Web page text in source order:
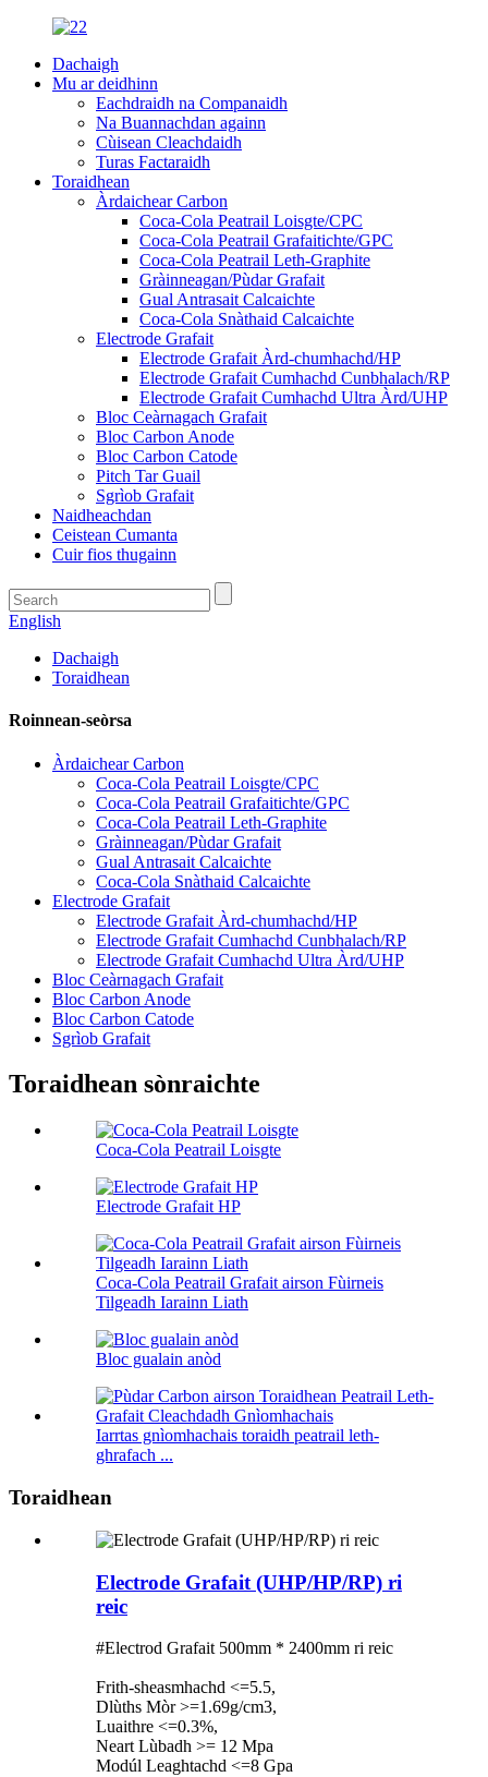
Dachaigh
Mu ar deidhinn
Eachdraidh na Companaidh
Na Buannachdan againn
Cùisean Cleachdaidh
Turas Factaraidh
Toraidhean
Àrdaichear Carbon
Coca-Cola Peatrail Loisgte/CPC
Coca-Cola Peatrail Grafaitichte/GPC
Coca-Cola Peatrail Leth-Graphite
Gràinneagan/Pùdar Grafait
Gual Antrasait Calcaichte
Coca-Cola Snàthaid Calcaichte
Electrode Grafait
Electrode Grafait Àrd-chumhachd/HP
Electrode Grafait Cumhachd Cunbhalach/RP
Electrode Grafait Cumhachd Ultra Àrd/UHP
Bloc Ceàrnagach Grafait
Bloc Carbon Anode
Bloc Carbon Catode
Pitch Tar Guail
Sgrìob Grafait
Naidheachdan
Ceistean Cumanta
Cuir fios thugainn
English
Dachaigh
Toraidhean
Roinnean-seòrsa
Àrdaichear Carbon
Coca-Cola Peatrail Loisgte/CPC
Coca-Cola Peatrail Grafaitichte/GPC
Coca-Cola Peatrail Leth-Graphite
Gràinneagan/Pùdar Grafait
Gual Antrasait Calcaichte
Coca-Cola Snàthaid Calcaichte
Electrode Grafait
Electrode Grafait Àrd-chumhachd/HP
Electrode Grafait Cumhachd Cunbhalach/RP
Electrode Grafait Cumhachd Ultra Àrd/UHP
Bloc Ceàrnagach Grafait
Bloc Carbon Anode
Bloc Carbon Catode
Sgrìob Grafait
Toraidhean sònraichte
Coca-Cola Peatrail Loisgte
Electrode Grafait HP
Coca-Cola Peatrail Grafait airson Fùirneis
Tilgeadh Iarainn Liath
Bloc gualain anòd
Iarrtas gnìomhachais toraidh peatrail leth-
ghrafach ...
Toraidhean
Electrode Grafait (UHP/HP/RP) ri
reic
#Electrod Grafait 500mm * 2400mm ri reic
Frith-sheasmhachd <=5.5,
Dlùths Mòr >=1.69g/cm3,
Luaithre <=0.3%,
Neart Lùbadh >= 12 Mpa
Modúl Leaghtachd <=8 Gpa